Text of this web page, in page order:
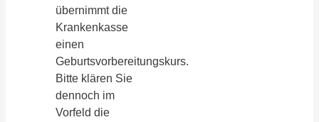
übernimmt die
Krankenkasse
einen
Geburtsvorbereitungskurs.
Bitte klären Sie
dennoch im
Vorfeld die